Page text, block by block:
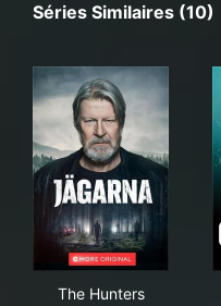
Séries Similaires (10)
The Hunters